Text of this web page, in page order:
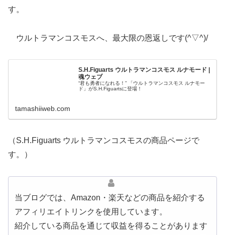
す。
ウルトラマンコスモスへ、最大限の恩返しです(^▽^)/
S.H.Figuarts ウルトラマンコスモス ルナモード |
魂ウェブ
“君も勇者になれる！” 「ウルトラマンコスモス ルナモー
ド」がS.H.Figuartsに登場！
tamashiiweb.com
（S.H.Figuarts ウルトラマンコスモスの商品ページで
す。）
当ブログでは、Amazon・楽天などの商品を紹介する
アフィリエイトリンクを使用しています。
紹介している商品を通じて収益を得ることがあります